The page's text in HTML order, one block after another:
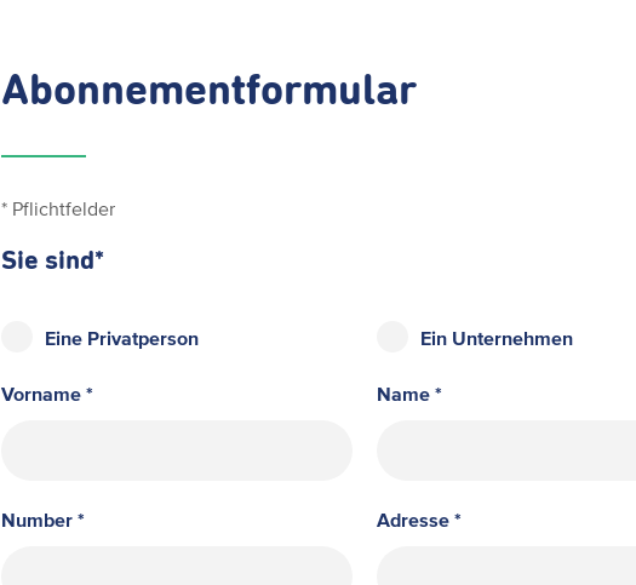
Abonnementformular
* Pflichtfelder
Sie sind*
Eine Privatperson Ein Unternehmen
Vorname * Name *
Number * Adresse *